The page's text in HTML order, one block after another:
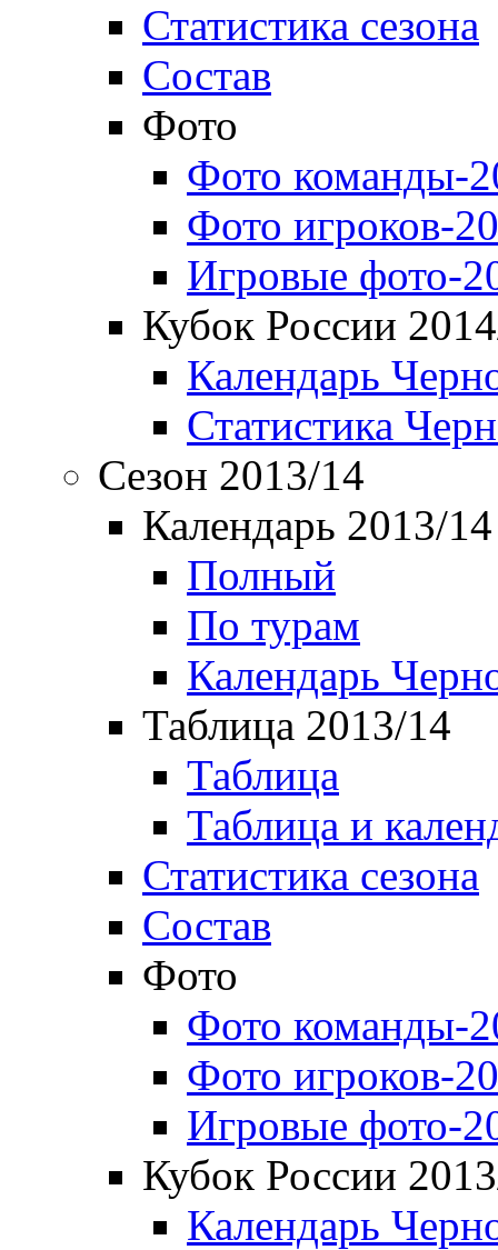
Статистика сезона
Состав
Фото
Фото команды-
Фото игроков-
Игровые фото-
Кубок России
Календарь
Статистика
Сезон 2013/14
Календарь 2013/14
Полный
По турам
Календарь
Таблица 2013/14
Таблица
Таблица и
Статистика сезона
Состав
Фото
Фото команды-
Фото игроков-
Игровые фото-
Кубок России
Календарь